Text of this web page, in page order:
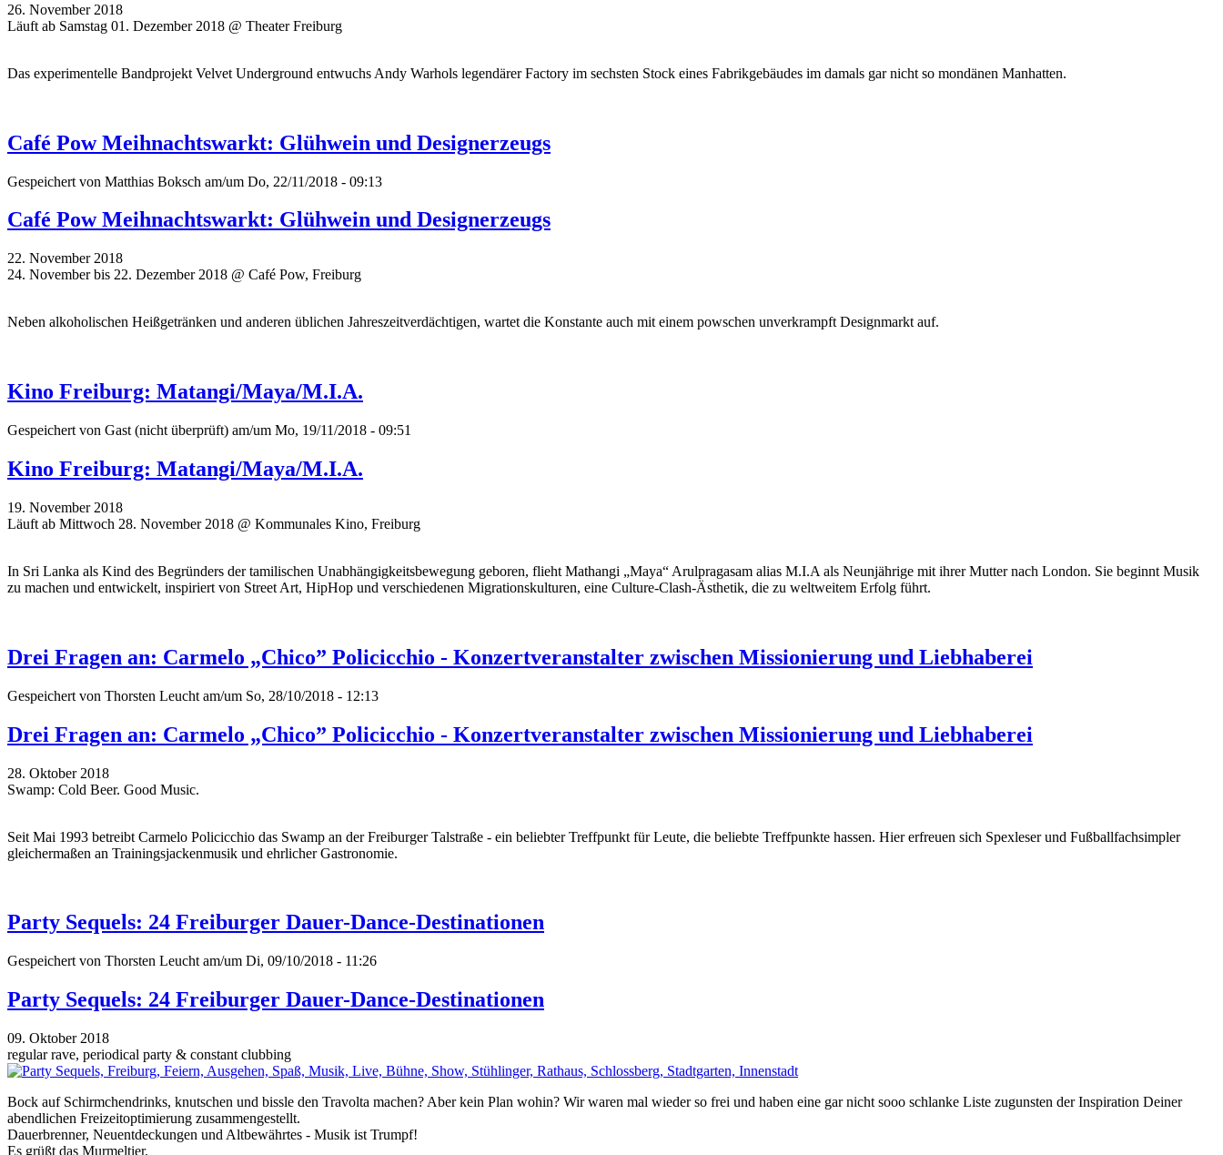
26. November 2018
Läuft ab Samstag 01. Dezember 2018 @ Theater Freiburg
Das experimentelle Bandprojekt Velvet Underground entwuchs Andy Warhols legendärer Factory im sechsten Stock eines Fabrikgebäudes im damals gar nicht so mondänen Manhatten.
Café Pow Meihnachtswarkt: Glühwein und Designerzeugs
Gespeichert von Matthias Boksch am/um Do, 22/11/2018 - 09:13
Café Pow Meihnachtswarkt: Glühwein und Designerzeugs
22. November 2018
24. November bis 22. Dezember 2018 @ Café Pow, Freiburg
Neben alkoholischen Heißgetränken und anderen üblichen Jahreszeitverdächtigen, wartet die Konstante auch mit einem powschen unverkrampft Designmarkt auf.
Kino Freiburg: Matangi/Maya/M.I.A.
Gespeichert von Gast (nicht überprüft) am/um Mo, 19/11/2018 - 09:51
Kino Freiburg: Matangi/Maya/M.I.A.
19. November 2018
Läuft ab Mittwoch 28. November 2018 @ Kommunales Kino, Freiburg
In Sri Lanka als Kind des Begründers der tamilischen Unabhängigkeitsbewegung geboren, flieht Mathangi „Maya“ Arulpragasam alias M.I.A als Neunjährige mit ihrer Mutter nach London. Sie beginnt Musik
zu machen und entwickelt, inspiriert von Street Art, HipHop und verschiedenen Migrationskulturen, eine Culture-Clash-Ästhetik, die zu weltweitem Erfolg führt.
Drei Fragen an: Carmelo „Chico” Policicchio - Konzertveranstalter zwischen Missionierung und Liebhaberei
Gespeichert von Thorsten Leucht am/um So, 28/10/2018 - 12:13
Drei Fragen an: Carmelo „Chico” Policicchio - Konzertveranstalter zwischen Missionierung und Liebhaberei
28. Oktober 2018
Swamp: Cold Beer. Good Music.
Seit Mai 1993 betreibt Carmelo Policicchio das Swamp an der Freiburger Talstraße - ein beliebter Treffpunkt für Leute, die beliebte Treffpunkte hassen. Hier erfreuen sich Spexleser und Fußballfachsimpler
gleichermaßen an Trainingsjackenmusik und ehrlicher Gastronomie.
Party Sequels: 24 Freiburger Dauer-Dance-Destinationen
Gespeichert von Thorsten Leucht am/um Di, 09/10/2018 - 11:26
Party Sequels: 24 Freiburger Dauer-Dance-Destinationen
09. Oktober 2018
regular rave, periodical party & constant clubbing
Bock auf Schirmchendrinks, knutschen und bissle den Travolta machen? Aber kein Plan wohin? Wir waren mal wieder so frei und haben eine gar nicht sooo schlanke Liste zugunsten der Inspiration Deiner
abendlichen Freizeitoptimierung zusammengestellt.
Dauerbrenner, Neuentdeckungen und Altbewährtes - Musik ist Trumpf!
Es grüßt das Murmeltier.